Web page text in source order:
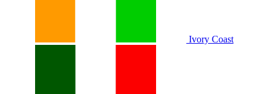
Ivory Coast